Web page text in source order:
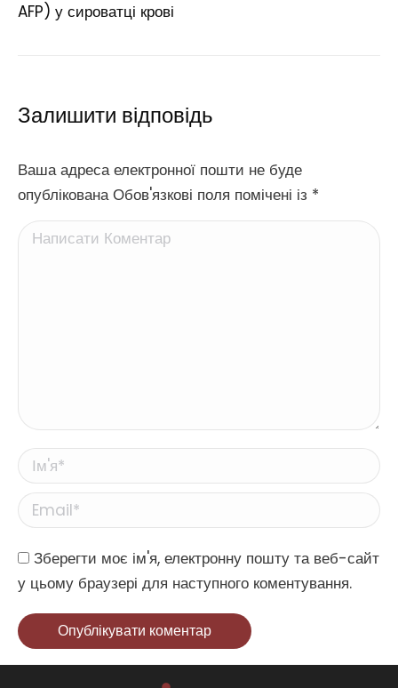
AFP) у сироватці крові
Залишити відповідь
Ваша адреса електронної пошти не буде
опублікована Обов'язкові поля помічені із *
Написати Коментар
Ім'я *
Email *
Website
Зберегти моє ім'я, електронну пошту та веб-сайт
у цьому браузері для наступного коментування.
Опублікувати коментар